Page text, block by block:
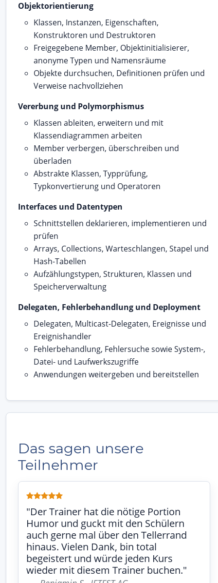
Objektorientierung
Klassen, Instanzen, Eigenschaften,
Konstruktoren und Destruktoren
Freigegebene Member, Objektinitialisierer,
anonyme Typen und Namensräume
Objekte durchsuchen, Definitionen prüfen und
Verweise nachvollziehen
Vererbung und Polymorphismus
Klassen ableiten, erweitern und mit
Klassendiagrammen arbeiten
Member verbergen, überschreiben und
überladen
Abstrakte Klassen, Typprüfung,
Typkonvertierung und Operatoren
Interfaces und Datentypen
Schnittstellen deklarieren, implementieren und
prüfen
Arrays, Collections, Warteschlangen, Stapel und
Hash-Tabellen
Aufzählungstypen, Strukturen, Klassen und
Speicherverwaltung
Delegaten, Fehlerbehandlung und Deployment
Delegaten, Multicast-Delegaten, Ereignisse und
Ereignishandler
Fehlerbehandlung, Fehlersuche sowie System-,
Datei- und Laufwerkszugriffe
Anwendungen weitergeben und bereitstellen
Das sagen unsere
Teilnehmer
"Der Trainer hat die nötige Portion
Humor und guckt mit den Schülern
auch gerne mal über den Tellerrand
hinaus. Vielen Dank, bin total
begeistert und würde jeden Kurs
wieder mit diesem Trainer buchen."